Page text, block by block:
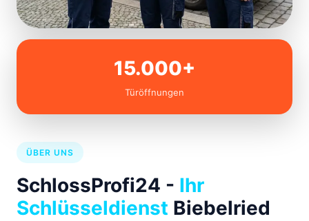
15.000+
Türöffnungen
ÜBER UNS
SchlossProfi24 - Ihr
Schlüsseldienst Biebelried